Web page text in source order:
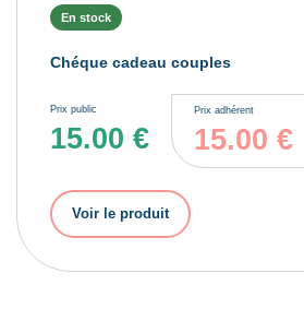
En stock
Chéque cadeau couples
Prix public
15.00 €
Prix adhérent
15.00 €
Voir le produit